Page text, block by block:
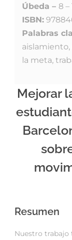
Úbeda – 8
ISBN:
Palabras
aislamiento,
la meta,
Mejorar
Resumen
Nuestro trabajo